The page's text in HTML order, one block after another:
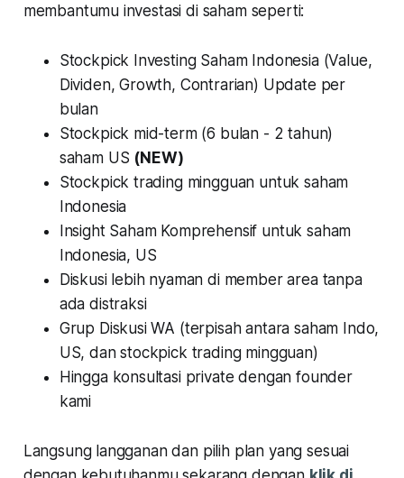
membantumu investasi di saham seperti:
Stockpick Investing Saham Indonesia (Value,
Dividen, Growth, Contrarian) Update per
bulan
Stockpick mid-term (6 bulan - 2 tahun)
saham US (NEW)
Stockpick trading mingguan untuk saham
Indonesia
Insight Saham Komprehensif untuk saham
Indonesia, US
Diskusi lebih nyaman di member area tanpa
ada distraksi
Grup Diskusi WA (terpisah antara saham Indo,
US, dan stockpick trading mingguan)
Hingga konsultasi private dengan founder
kami
Langsung langganan dan pilih plan yang sesuai